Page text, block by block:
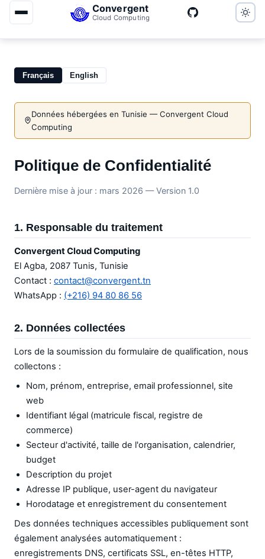
Convergent
Cloud Computing
Français English
Données hébergées en Tunisie — Convergent Cloud
Computing
Politique de Confidentialité
Dernière mise à jour : mars 2026 — Version 1.0
1. Responsable du traitement
Convergent Cloud Computing
El Agba, 2087 Tunis, Tunisie
Contact : contact@convergent.tn
WhatsApp : (+216) 94 80 86 56
2. Données collectées
Lors de la soumission du formulaire de qualification, nous
collectons :
Nom, prénom, entreprise, email professionnel, site
web
Identifiant légal (matricule fiscal, registre de
commerce)
Secteur d'activité, taille de l'organisation, calendrier,
budget
Description du projet
Adresse IP publique, user-agent du navigateur
Horodatage et enregistrement du consentement
Des données techniques accessibles publiquement sont
également analysées automatiquement :
enregistrements DNS, certificats SSL, en-têtes HTTP,